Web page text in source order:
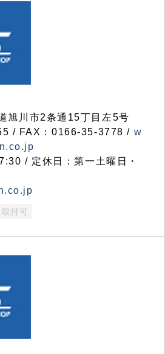
川市2条通15丁目左5号
/ FAX：0166-35-3778 / w
/ 定休日：第一土曜日・
付可